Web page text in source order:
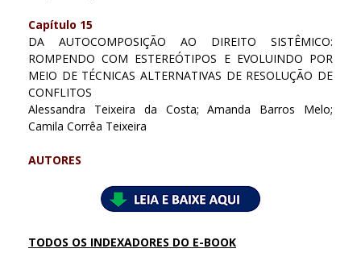
Capítulo 15
DA AUTOCOMPOSIÇÃO AO DIREITO SISTÊMICO:
ROMPENDO COM ESTEREÓTIPOS E EVOLUINDO POR
MEIO DE TÉCNICAS ALTERNATIVAS DE RESOLUÇÃO DE
CONFLITOS
Alessandra Teixeira da Costa; Amanda Barros Melo;
Camila Corrêa Teixeira
AUTORES
TODOS OS INDEXADORES DO E-BOOK